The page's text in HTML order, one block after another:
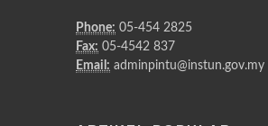
Phone: 05-454 2825
Fax: 05-4542 837
Email: adminpintu@instun.gov.my